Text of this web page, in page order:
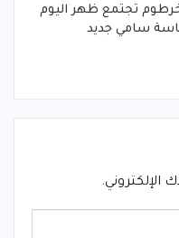
تجتمع ظهر اليوم
سامي جديد
الإلكتروني.